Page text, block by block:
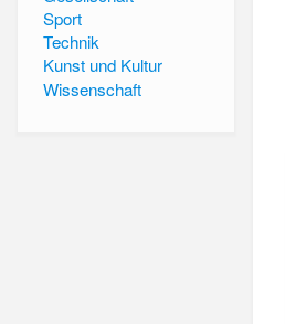
Sport
Technik
Kunst und Kultur
Wissenschaft